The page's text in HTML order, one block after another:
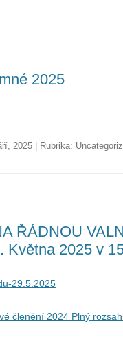
2025
2025 | Rubrika:
ŘÁDNOU
Května 2025 v
29.5.2025
členění 2024 Plný